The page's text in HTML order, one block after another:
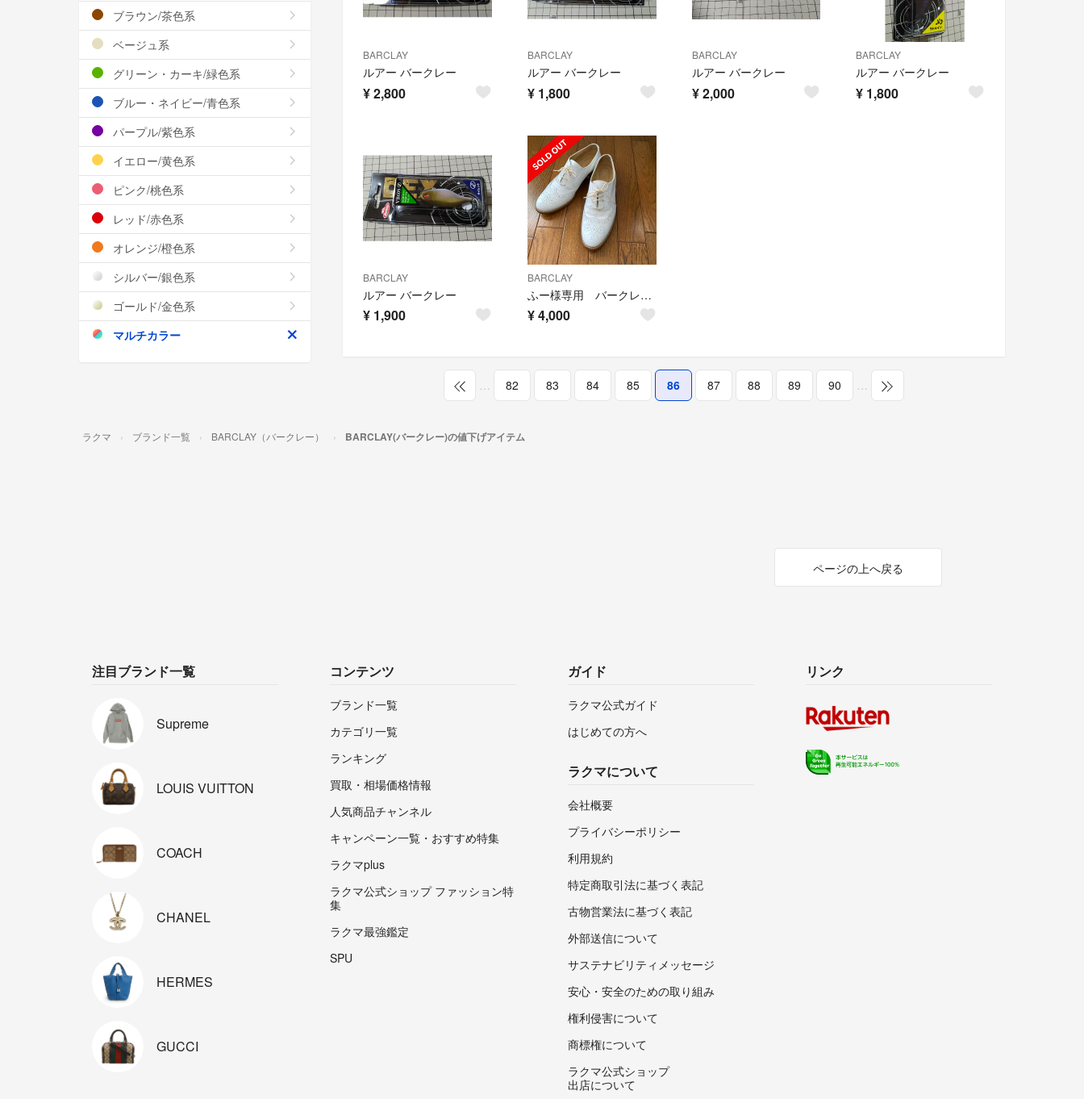
BARCLAY
ルアー バークレー
¥2,800
BARCLAY
ルアー バークレー
¥ 1,800
BARCLAY
ルアー バークレー
¥2,000
BARCLAY
ルアー バークレー
¥ 1,800
BARCLAY
ルアー バークレー
¥ 1,900
BARCLAY
ふー様専用 バークレー BARCLAY オックスフォードシューズ ホワイト
¥4,000
82 83 84 85 86 87 88 89 90
ブラウン/茶色系
ベージュ系
グリーン・カーキ/緑色系
ブルー・ネイビー/青色系
パープル/紫色系
イエロー/黄色系
ピンク/桃色系
レッド/赤色系
オレンジ/橙色系
シルバー/銀色系
ゴールド/金色系
マルチカラー
ラクマ ブランド一覧 BARCLAY（バークレー） BARCLAY(バークレー)の値下げアイテム
ページの上へ戻る
注目ブランド一覧
Supreme
LOUIS VUITTON
COACH
CHANEL
HERMES
GUCCI
コンテンツ
ブランド一覧
カテゴリ一覧
ランキング
買取・相場価格情報
人気商品チャンネル
キャンペーン一覧・おすすめ特集
ラクマplus
ラクマ公式ショップ ファッション特
集
ラクマ最強鑑定
SPU
ガイド
ラクマ公式ガイド
はじめての方へ
ラクマについて
会社概要
プライバシーポリシー
利用規約
特定商取引法に基づく表記
古物営業法に基づく表記
外部送信について
サステナビリティメッセージ
安心・安全のための取り組み
権利侵害について
商標権について
ラクマ公式ショップ
出店について
リンク